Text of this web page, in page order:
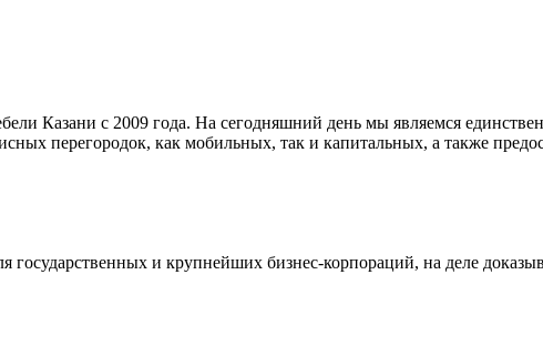
Казани с 2009 года. На сегодняшний день мы являемся
перегородок, как мобильных, так и капитальных, а также
и крупнейших бизнес-корпораций, на деле